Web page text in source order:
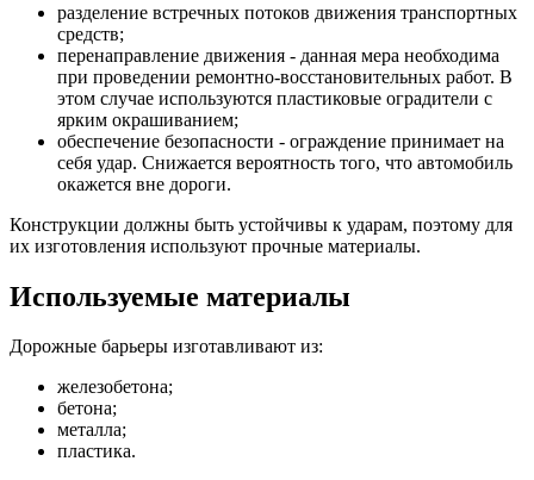
разделение встречных потоков движения транспортных
средств;
перенаправление движения - данная мера необходима
при проведении ремонтно-восстановительных работ. В
этом случае используются пластиковые оградители с
ярким окрашиванием;
обеспечение безопасности - ограждение принимает на
себя удар. Снижается вероятность того, что автомобиль
окажется вне дороги.
Конструкции должны быть устойчивы к ударам, поэтому для
их изготовления используют прочные материалы.
Используемые материалы
Дорожные барьеры изготавливают из:
железобетона;
бетона;
металла;
пластика.